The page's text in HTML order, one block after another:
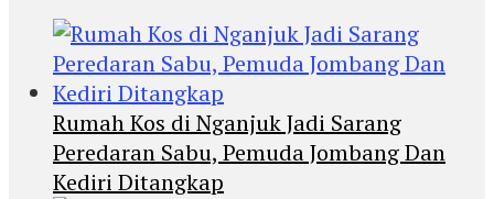
Rumah Kos di Nganjuk Jadi Sarang
Peredaran Sabu, Pemuda Jombang Dan
Kediri Ditangkap